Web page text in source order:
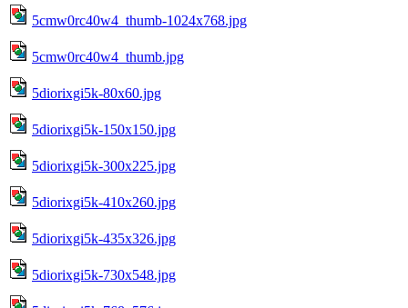
5cmw0rc40w4_thumb-1024x768.jpg
5cmw0rc40w4_thumb.jpg
5diorixgi5k-80x60.jpg
5diorixgi5k-150x150.jpg
5diorixgi5k-300x225.jpg
5diorixgi5k-410x260.jpg
5diorixgi5k-435x326.jpg
5diorixgi5k-730x548.jpg